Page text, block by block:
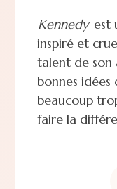
Kennedy est
inspiré et
talent de son
bonnes idées
beaucoup
faire la